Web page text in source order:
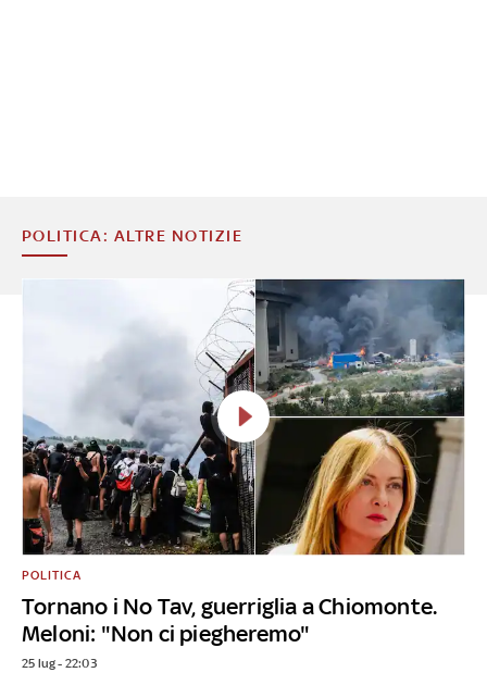
POLITICA: ALTRE NOTIZIE
Tornano i No Tav, guerriglia a Chiomonte.
Meloni: "Non ci piegheremo"
POLITICA
25 lug - 22:03